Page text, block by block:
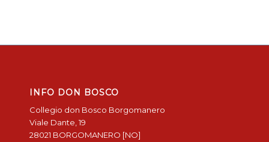
INFO DON BOSCO
Collegio don Bosco Borgomanero
Viale Dante, 19
28021 BORGOMANERO [NO]